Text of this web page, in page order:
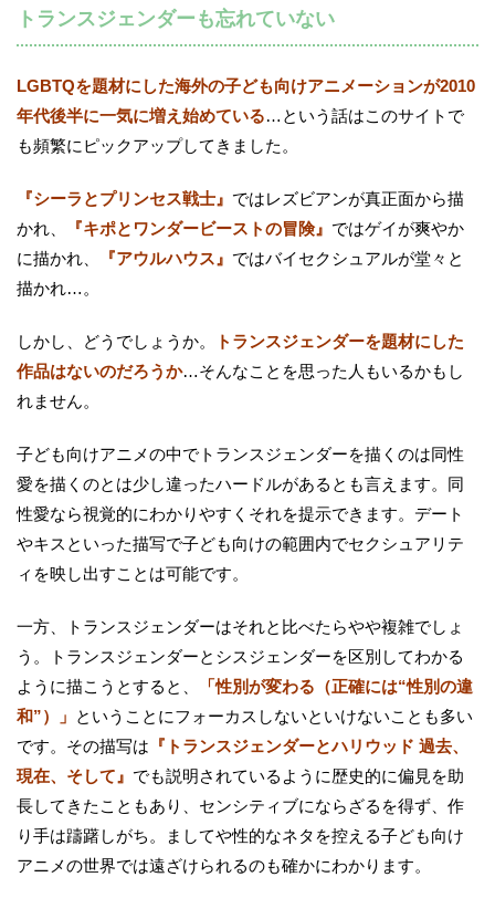
トランスジェンダーも忘れていない
LGBTQを題材にした海外の子ども向けアニメーションが2010
年代後半に一気に増え始めている…という話はこのサイトで
も頻繁にピックアップしてきました。
『シーラとプリンセス戦士』 ではレズビアンが真正面から描
かれ、
『キポとワンダービーストの冒険』 ではゲイが爽やか
に描かれ、
『アウルハウス』 ではバイセクシュアルが堂々と
描かれ…。
しかし、どうでしょうか。
トランスジェンダーを題材にした
作品はないのだろうか…そんなことを思った人もいるかもし
れません。
子ども向けアニメの中でトランスジェンダーを描くのは同性
愛を描くのとは少し違ったハードルがあるとも言えます。同
性愛なら視覚的にわかりやすくそれを提示できます。デート
やキスといった描写で子ども向けの範囲内でセクシュアリテ
ィを映し出すことは可能です。
一方、トランスジェンダーはそれと比べたらやや複雑でしょ
う。トランスジェンダーとシスジェンダーを区別してわかる
ように描こうとすると、
「性別が変わる（正確には“性別の違
和”）」 ということにフォーカスしないといけないことも多い
です。その描写は 『トランスジェンダーとハリウッド 過去、
現在、そして』 でも説明されているように歴史的に偏見を助
長してきたこともあり、センシティブにならざるを得ず、作
り手は躊躇しがち。ましてや性的なネタを控える子ども向け
アニメの世界では遠ざけられるのも確かにわかります。